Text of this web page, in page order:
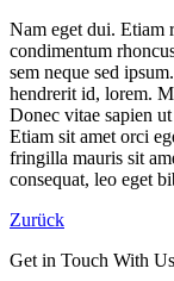
Nam eget dui. Etiam
condimentum
sem neque sed
hendrerit id, lorem.
Donec vitae sapien
Etiam sit amet orci
fringilla mauris sit
consequat, leo eget
Zurück
Get in Touch With Us